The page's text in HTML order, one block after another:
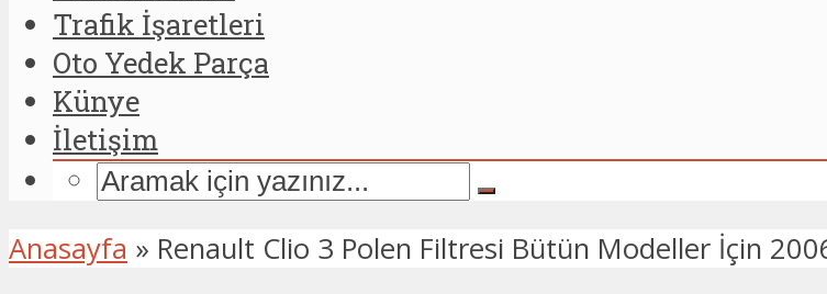
Trafik İşaretleri
Oto Yedek Parça
Künye
İletişim
Anasayfa » Renault Clio 3 Polen Filtresi Bütün Modeller İçin